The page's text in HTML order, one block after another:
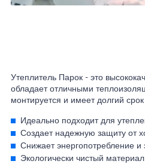
Утеплитель Парок - это
обладает отличными
монтируется и имеет долгий
Идеально подходит для
Создает надежную защиту от
Снижает энергопотребление и
Экологически чистый